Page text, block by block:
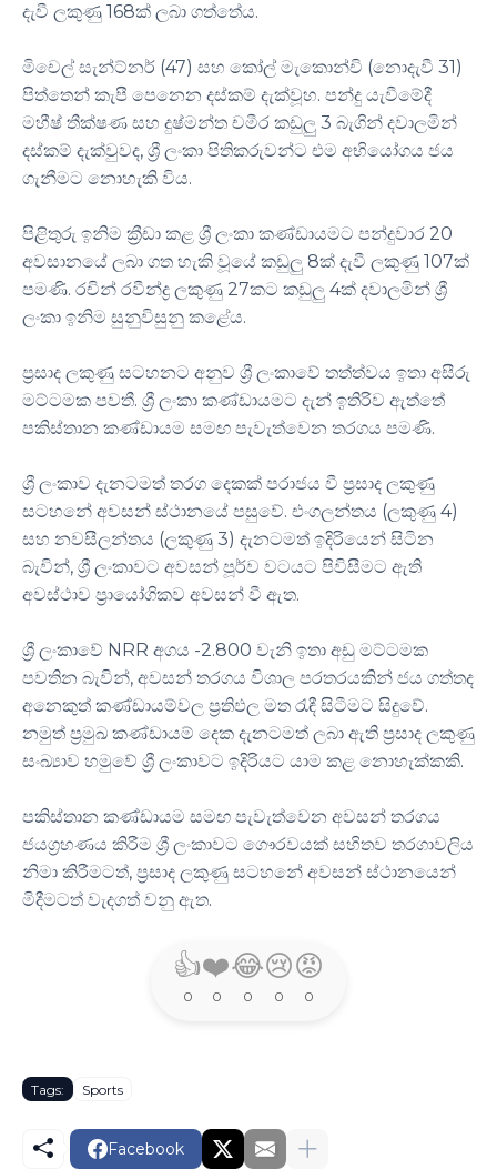
දැවී ලකුණු 168ක් ලබා ගත්තේය.
මිචෙල් සැන්ට්නර් (47) සහ කෝල් මැකොන්චි (නොදැවී 31)
පිත්තෙන් කැපී පෙනෙන දස්කම් දැක්වූහ. පන්දු යැවීමේදී
මහීෂ් තීක්ෂණ සහ දුෂ්මන්ත චමීර කඩුලු 3 බැගින් දවාලමින්
දස්කම් දැක්වුවද, ශ්‍රී ලංකා පිතිකරුවන්ට එම අභියෝගය ජය
ගැනීමට නොහැකි විය.
පිළිතුරු ඉනිම ක්‍රීඩා කළ ශ්‍රී ලංකා කණ්ඩායමට පන්දුවාර 20
අවසානයේ ලබා ගත හැකි වූයේ කඩුලු 8ක් දැවී ලකුණු 107ක්
පමණි. රචින් රවීන්ද්‍ර ලකුණු 27කට කඩුලු 4ක් දවාලමින් ශ්‍රී
ලංකා ඉනිම සුනුවිසුනු කළේය.
ප්‍රසාද ලකුණු සටහනට අනුව ශ්‍රී ලංකාවේ තත්ත්වය ඉතා අසීරු
මට්ටමක පවතී. ශ්‍රී ලංකා කණ්ඩායමට දැන් ඉතිරිව ඇත්තේ
පකිස්තාන කණ්ඩායම සමඟ පැවැත්වෙන තරගය පමණි.
ශ්‍රී ලංකාව දැනටමත් තරග දෙකක් පරාජය වී ප්‍රසාද ලකුණු
සටහනේ අවසන් ස්ථානයේ පසුවේ. එංගලන්තය (ලකුණු 4)
සහ නවසීලන්තය (ලකුණු 3) දැනටමත් ඉදිරියෙන් සිටින
බැවින්, ශ්‍රී ලංකාවට අවසන් පූර්ව වටයට පිවිසීමට ඇති
අවස්ථාව ප්‍රායෝගිකව අවසන් වී ඇත.
ශ්‍රී ලංකාවේ NRR අගය -2.800 වැනි ඉතා අඩු මට්ටමක
පවතින බැවින්, අවසන් තරගය විශාල පරතරයකින් ජය ගත්තද
අනෙකුත් කණ්ඩායම්වල ප්‍රතිඵල මත රැඳී සිටීමට සිදුවේ.
නමුත් ප්‍රමුඛ කණ්ඩායම් දෙක දැනටමත් ලබා ඇති ප්‍රසාද ලකුණු
සංඛ්‍යාව හමුවේ ශ්‍රී ලංකාවට ඉදිරියට යාම කළ නොහැක්කකි.
පකිස්තාන කණ්ඩායම සමඟ පැවැත්වෙන අවසන් තරගය
ජයග්‍රහණය කිරීම ශ්‍රී ලංකාවට ගෞරවයක් සහිතව තරගාවලිය
නිමා කිරීමටත්, ප්‍රසාද ලකුණු සටහනේ අවසන් ස්ථානයෙන්
මිදීමටත් වැදගත් වනු ඇත.
👍
0
❤️
0
😂
0
😢
0
😡
0
Tags: Sports
Facebook